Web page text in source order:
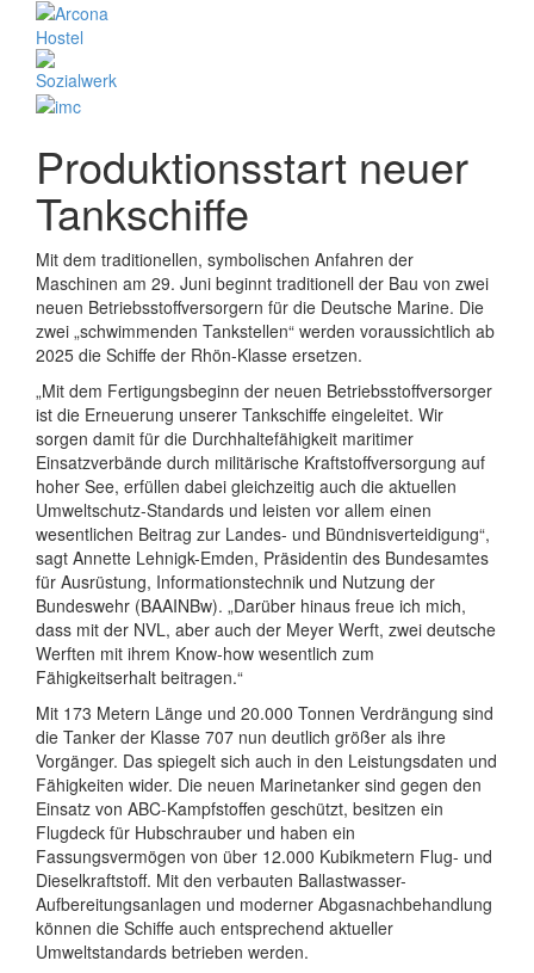
Produktionsstart neuer
Tankschiffe
Mit dem traditionellen, symbolischen Anfahren der
Maschinen am 29. Juni beginnt traditionell der Bau von zwei
neuen Betriebsstoffversorgern für die Deutsche Marine. Die
zwei „schwimmenden Tankstellen“ werden voraussichtlich ab
2025 die Schiffe der Rhön-Klasse ersetzen.
„Mit dem Fertigungsbeginn der neuen Betriebsstoffversorger
ist die Erneuerung unserer Tankschiffe eingeleitet. Wir
sorgen damit für die Durchhaltefähigkeit maritimer
Einsatzverbände durch militärische Kraftstoffversorgung auf
hoher See, erfüllen dabei gleichzeitig auch die aktuellen
Umweltschutz-Standards und leisten vor allem einen
wesentlichen Beitrag zur Landes- und Bündnisverteidigung“,
sagt Annette Lehnigk-Emden, Präsidentin des Bundesamtes
für Ausrüstung, Informationstechnik und Nutzung der
Bundeswehr (BAAINBw). „Darüber hinaus freue ich mich,
dass mit der NVL, aber auch der Meyer Werft, zwei deutsche
Werften mit ihrem Know-how wesentlich zum
Fähigkeitserhalt beitragen.“
Mit 173 Metern Länge und 20.000 Tonnen Verdrängung sind
die Tanker der Klasse 707 nun deutlich größer als ihre
Vorgänger. Das spiegelt sich auch in den Leistungsdaten und
Fähigkeiten wider. Die neuen Marinetanker sind gegen den
Einsatz von ABC-Kampfstoffen geschützt, besitzen ein
Flugdeck für Hubschrauber und haben ein
Fassungsvermögen von über 12.000 Kubikmetern Flug- und
Dieselkraftstoff. Mit den verbauten Ballastwasser-
Aufbereitungsanlagen und moderner Abgasnachbehandlung
können die Schiffe auch entsprechend aktueller
Umweltstandards betrieben werden.